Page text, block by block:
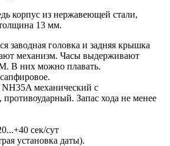
корпус из нержавеющей стали,
13 мм.
заводная головка и задняя крышка
механизм. Часы выдерживают
В них можно плавать.
механический с
противоударный. Запас хода не менее
сек/сут
установка даты).